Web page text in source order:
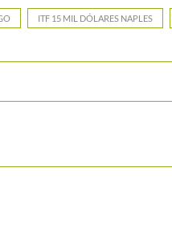
ITF 15 MIL DÓLARES NAPLES